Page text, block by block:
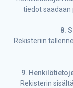
tiedot saadaan
8.
Rekisteriin
9.
Rekisterin